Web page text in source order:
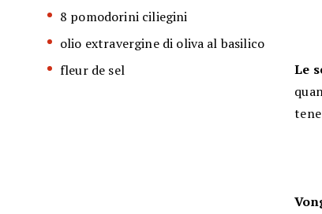
8 pomodorini ciliegini
olio extravergine di oliva al basilico
fleur de sel
Le